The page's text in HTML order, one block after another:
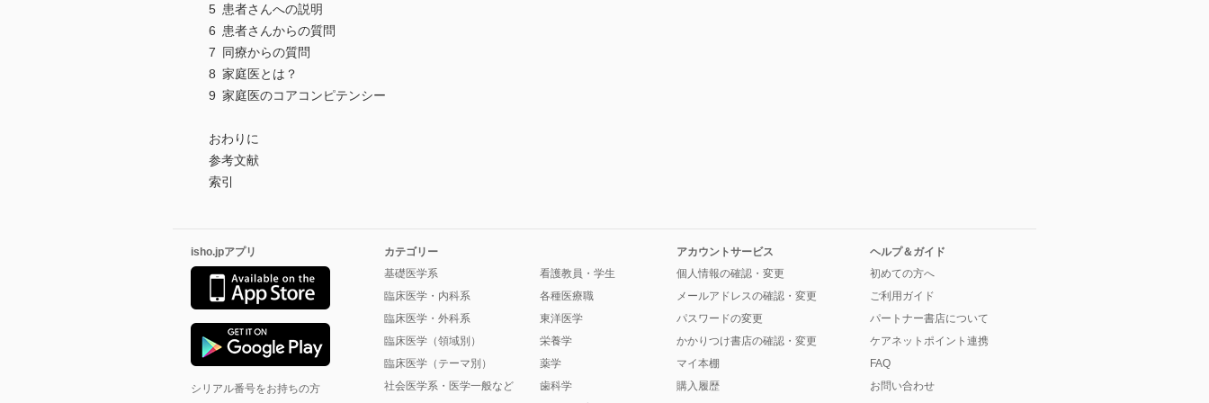
5 患者さんへの説明
6 患者さんからの質問
7 同療からの質問
8 家庭医とは？
9 家庭医のコアコンピテンシー
おわりに
参考文献
索引
isho.jpアプリ
シリアル番号をお持ちの方
カテゴリー
基礎医学系
臨床医学・内科系
臨床医学・外科系
臨床医学（領域別）
臨床医学（テーマ別）
社会医学系・医学一般など
看護教員・学生
各種医療職
東洋医学
栄養学
薬学
歯科学
アカウントサービス
個人情報の確認・変更
メールアドレスの確認・変更
パスワードの変更
かかりつけ書店の確認・変更
マイ本棚
購入履歴
ヘルプ＆ガイド
初めての方へ
ご利用ガイド
パートナー書店について
ケアネットポイント連携
FAQ
お問い合わせ